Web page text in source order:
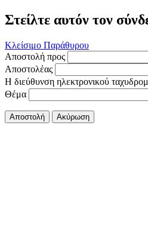
Στείλτε αυτόν τον
Κλείσιμο Παράθυρου
Αποστολή προς
Αποστολέας
Η διεύθυνση ηλεκτρονικού
Θέμα
Αποστολή Ακύρωση